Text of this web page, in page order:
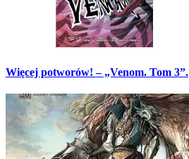
Więcej potworów! – „Venom. Tom 3”.